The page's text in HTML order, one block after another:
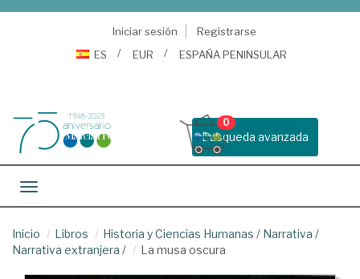
Iniciar sesión
Registrarse
ES
EUR ESPAÑA PENINSULAR
Busqueda avanzada
0
Toggle navigation
Inicio Libros Historia y Ciencias Humanas / Narrativa /
Narrativa extranjera / La musa oscura